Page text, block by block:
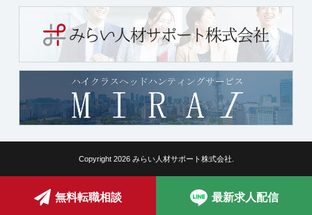
Copyright 2026 みらい人材サポート株式会社.
無料転職相談 最新求人配信